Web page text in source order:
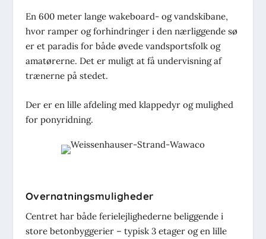
En 600 meter lange wakeboard- og vandskibane,
hvor ramper og forhindringer i den nærliggende sø
er et paradis for både øvede vandsportsfolk og
amatørerne. Det er muligt at få undervisning af
trænerne på stedet.
Der er en lille afdeling med klappedyr og mulighed
for ponyridning.
Overnatningsmuligheder
Centret har både ferielejlighederne beliggende i
store betonbyggerier – typisk 3 etager og en lille